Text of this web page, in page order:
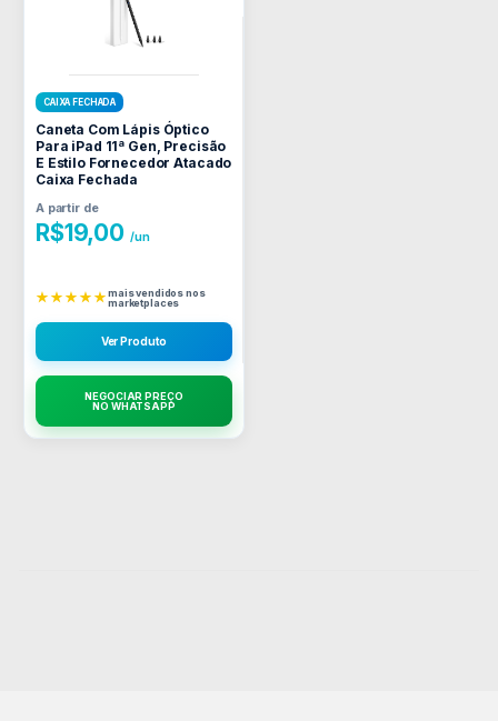
CAIXA FECHADA
Caneta Com Lápis Óptico
Para iPad 11ª Gen, Precisão
E Estilo Fornecedor Atacado
Caixa Fechada
A partir de
R$19,00 /un
★★★★★mais vendidos nos
marketplaces
Ver Produto
NEGOCIAR PREÇO
NO WHATSAPP